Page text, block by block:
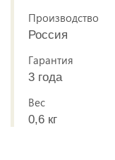
Производство
Россия
Гарантия
3 года
Вес
0,6 кг